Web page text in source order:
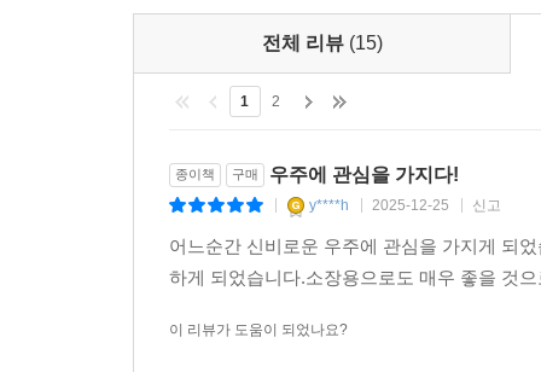
전체 리뷰 (15)
1 2
종이책 구매 우주에 관심을 가지다!
y****h 2025-12-25 신고
어느순간 신비로운 우주에 관심을 가지게 되
하게 되었습니다.소장용으로도 매우 좋을 것
이 리뷰가 도움이 되었나요?